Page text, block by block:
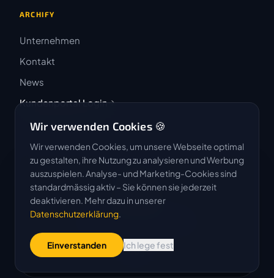
ARCHIFY
Unternehmen
Kontakt
News
Kundenportal Login
4.9 / 5
★★★★★
Basierend auf 50 Bewertungen
Google
Wir verwenden Cookies 🍪
Wir verwenden Cookies, um unsere Webseite optimal
zu gestalten, ihre Nutzung zu analysieren und Werbung
auszuspielen. Analyse- und Marketing-Cookies sind
standardmässig aktiv – Sie können sie jederzeit
deaktivieren. Mehr dazu in unserer
Datenschutzerklärung.
Einverstanden Ich lege fest